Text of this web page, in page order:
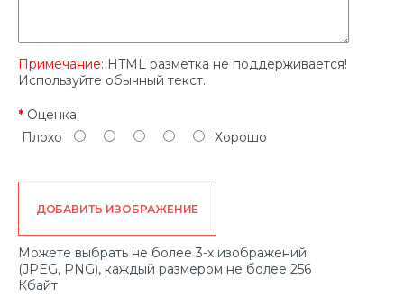
Примечание: HTML разметка не поддерживается!
Используйте обычный текст.
Оценка:
Плохо
Хорошо
ДОБАВИТЬ ИЗОБРАЖЕНИЕ
Можете выбрать не более 3-х изображений
(JPEG, PNG), каждый размером не более 256
Кбайт